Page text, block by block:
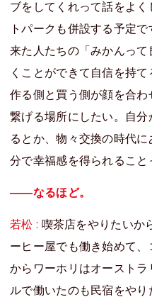
ブをしてくれって話をよ
トパークも併設する予定
来た人たちの「みかんっ
くことができて自信を持
作る側と買う側が顔を合
繋げる場所にしたい。自
るとか、物々交換の時代
分で幸福感を得られること
――なるほど。
若松 : 喫茶店をやりたいか
ーヒー屋でも働き始めて
からワーホリはオースト
ルで働いたのも民宿をや